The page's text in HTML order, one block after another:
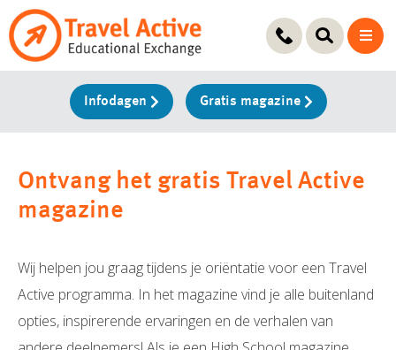
Ga
naar
Infodagen Gratis magazine
Ontvang het gratis Travel Active
magazine
Wij helpen jou graag tijdens je oriëntatie voor een Travel
Active programma. In het magazine vind je alle buitenland
opties, inspirerende ervaringen en de verhalen van